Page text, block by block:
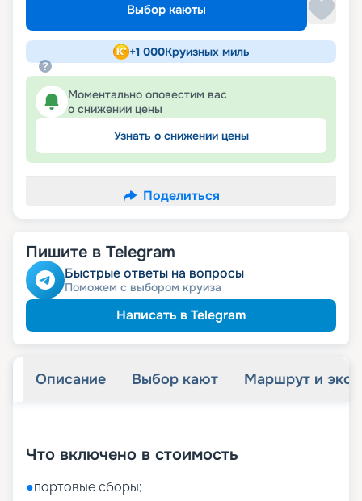
Выбор каюты
+1 000Круизных миль
Моментально оповестим вас
о снижении цены
Узнать о снижении цены
Поделиться
Пишите в Telegram
Быстрые ответы на вопросы
Поможем с выбором круиза
Написать в Telegram
Описание Выбор кают Маршрут и
Что включено в стоимость
●портовые сборы;